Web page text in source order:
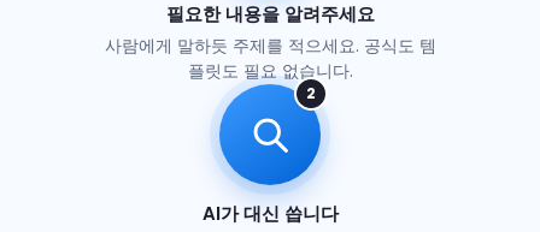
필요한 내용을 알려주세요
사람에게 말하듯 주제를 적으세요. 공식도 템
플릿도 필요 없습니다.
2
AI가 대신 씁니다